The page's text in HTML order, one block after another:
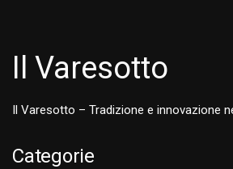
Il Varesotto
Il Varesotto – Tradizione e innovazione
Categorie